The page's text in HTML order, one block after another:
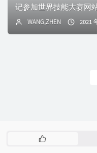
WANG,ZHEN 2021
热